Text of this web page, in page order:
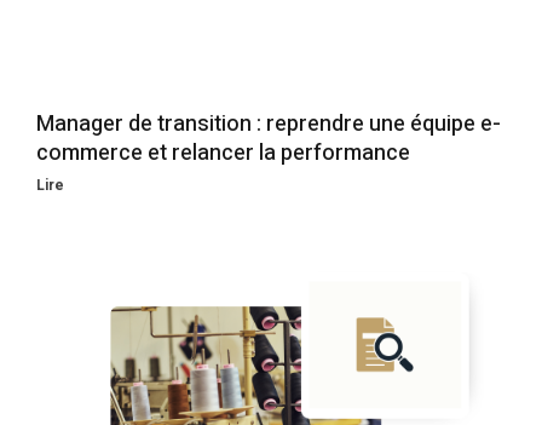
Manager de transition : reprendre une équipe e-
commerce et relancer la performance
Lire